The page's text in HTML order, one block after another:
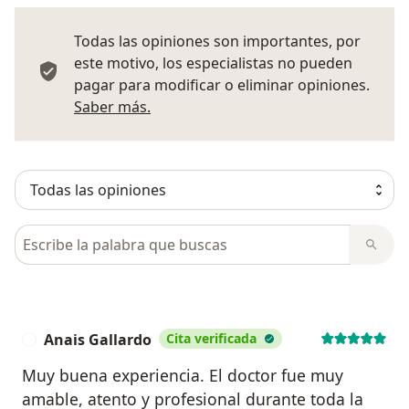
Todas las opiniones son importantes, por
este motivo, los especialistas no pueden
pagar para modificar o eliminar opiniones.
Saber más.
Busca en opiniones
Anais Gallardo Cita verificada
Muy buena experiencia. El doctor fue muy
amable, atento y profesional durante toda la